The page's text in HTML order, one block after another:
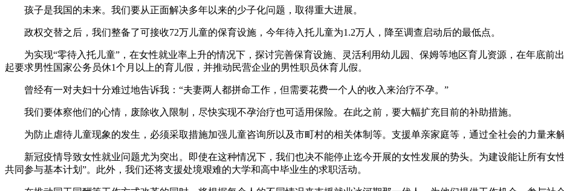
孩子是我国的未来。我们要从正面解决多年以来的少子化问题，取得重大进展。
政权交替之后，我们整备了可接收72万儿童的保育设施，今年待入托儿童为1.2万人，降至调查启动后的最低点。
为实现“零待入托儿童”，在女性就业率上升的情况下，探讨完善保育设施、灵活利用幼儿园、保姆等地区育儿资源，在年底前
起要求男性国家公务员休1个月以上的育儿假，并推动民营企业的男性职员休育儿假。
曾经有一对夫妇十分难过地告诉我：“夫妻两人都拼命工作，但需要花费一个人的收入来治疗不孕。”
我们要体察他们的心情，废除收入限制，尽快实现不孕治疗也可适用保险。在此之前，要大幅扩充目前的补助措施。
为防止虐待儿童现象的发生，必须采取措施加强儿童咨询所以及市町村的相关体制等。支援单亲家庭等，通过全社会的力量来解
新冠疫情导致女性就业问题尤为突出。即使在这种情况下，我们也决不能停止迄今开展的女性发展的势头。为建设能让所有女
共同参与基本计划”。此外，我们还将支援处境艰难的大学和高中毕业生的求职活动。